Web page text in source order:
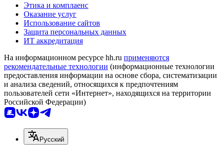
Этика и комплаенс
Оказание услуг
Использование сайтов
Защита персональных данных
ИТ аккредитация
На информационном ресурсе hh.ru применяются
рекомендательные технологии (информационные технологии
предоставления информации на основе сбора, систематизации
и анализа сведений, относящихся к предпочтениям
пользователей сети «Интернет», находящихся на территории
Российской Федерации)
Русский